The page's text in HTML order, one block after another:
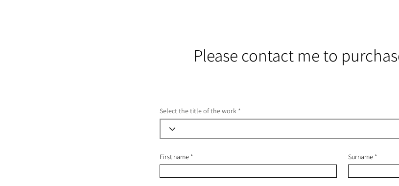
Please contact me to
Select the title of the work
First name Surname